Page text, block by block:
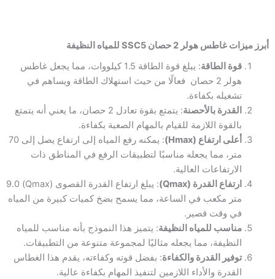
أبرز ميزات غاطس هولر 2 حصان SSC5 للمياه النظيفة
قوة الطاقة
: يبلغ قوة الطاقة 1.5 كيلووات، مما يجعل غاطس
هولر 2 حصان فعالًا من حيث استهلاك الطاقة ويساهم في
تشغيله بكفاءة.
القدرة بالأحصنة
: يتمتع بقوة تعادل 2 حصان، ما يعني أنه يتمتع
بالقوة اللازمة للقيام بالمهام الصعبة بكفاءة.
أعلى ارتفاع (Hmax)
: يمكنه رفع المياه إلى ارتفاع يصل إلى 70
متر، مما يجعله مناسبًا لتطبيقات الرفع في المناطق ذات
الارتفاعات العالية.
ارتفاع القدرة (Qmax)
: يبلغ ارتفاع القدرة القصوى (Qmax) 9.0
متر مكعب في الساعة، مما يسمح بضخ كميات كبيرة من المياه
في وقت قصير.
مناسب للمياه النظيفة: يتميز هذا النموذج بأنه مناسب للمياه
النظيفة، مما يجعله مثاليًا لمجموعة متنوعة من التطبيقات.
توفير القدرة والكفاءة: بفضل قوته وكفاءته، يقدم هذا الغطاس
القدرة والأداء اللازمين لتنفيذ المهام بكفاءة عالية.